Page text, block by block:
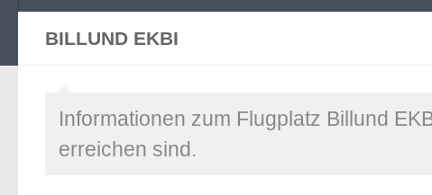
BILLUND EKBI
Informationen zum Flugplatz Billund
erreichen sind.